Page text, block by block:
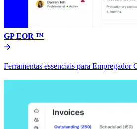
GP EOR ™​​
Ferramentas essenciais para